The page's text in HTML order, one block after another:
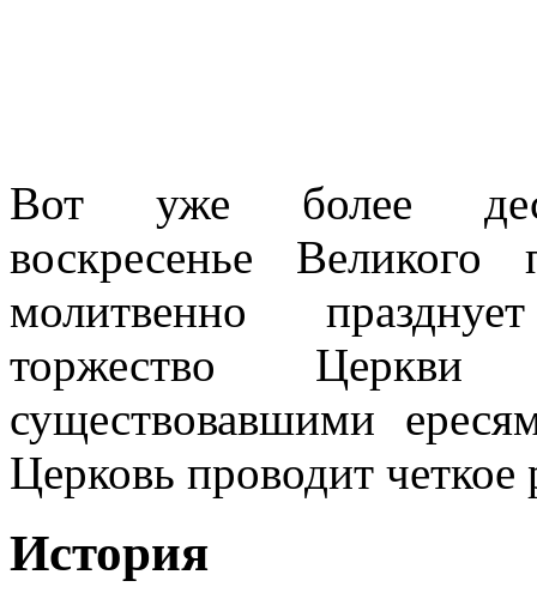
Вот уже более
воскресенье Великого
молитвенно
торжество
существовавшими
Церковь проводит
История